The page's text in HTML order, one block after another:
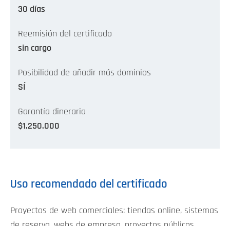
30 días
Reemisión del certificado
sin cargo
Posibilidad de añadir más dominios
SÍ
Garantía dineraria
$1.250.000
Uso recomendado del certificado
Proyectos de web comerciales: tiendas online, sistemas